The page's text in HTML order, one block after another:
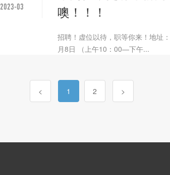
2023-03
噢！！！
招聘！虚位以待，职等你来！地址
月8日 （上午10：00—下午...
< 1 2 >